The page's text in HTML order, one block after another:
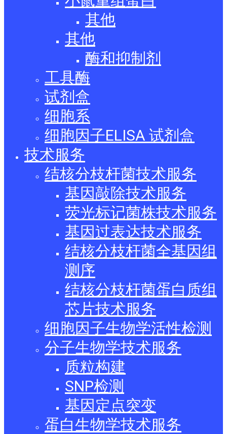
其他
其他
酶和抑制剂
工具酶
试剂盒
细胞系
细胞因子ELISA 试剂盒
技术服务
结核分枝杆菌技术服务
基因敲除技术服务
荧光标记菌株技术服务
基因过表达技术服务
结核分枝杆菌全基因组
测序
结核分枝杆菌蛋白质组
芯片技术服务
细胞因子生物学活性检测
分子生物学技术服务
质粒构建
SNP检测
基因定点突变
蛋白生物学技术服务